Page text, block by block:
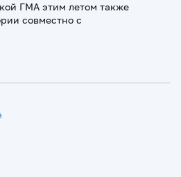
ГМА этим летом также
совместно с